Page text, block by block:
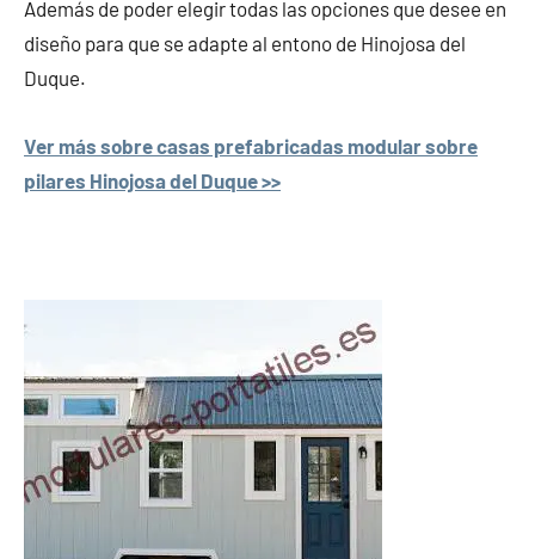
Además de poder elegir todas las opciones que desee en
diseño para que se adapte al entono de Hinojosa del
Duque.
Ver más sobre casas prefabricadas modular sobre
pilares Hinojosa del Duque >>